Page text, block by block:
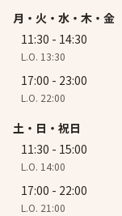
月・火・水・木・金
11:30 - 14:30
L.O. 13:30
17:00 - 23:00
L.O. 22:00
土・日・祝日
11:30 - 15:00
L.O. 14:00
17:00 - 22:00
L.O. 21:00